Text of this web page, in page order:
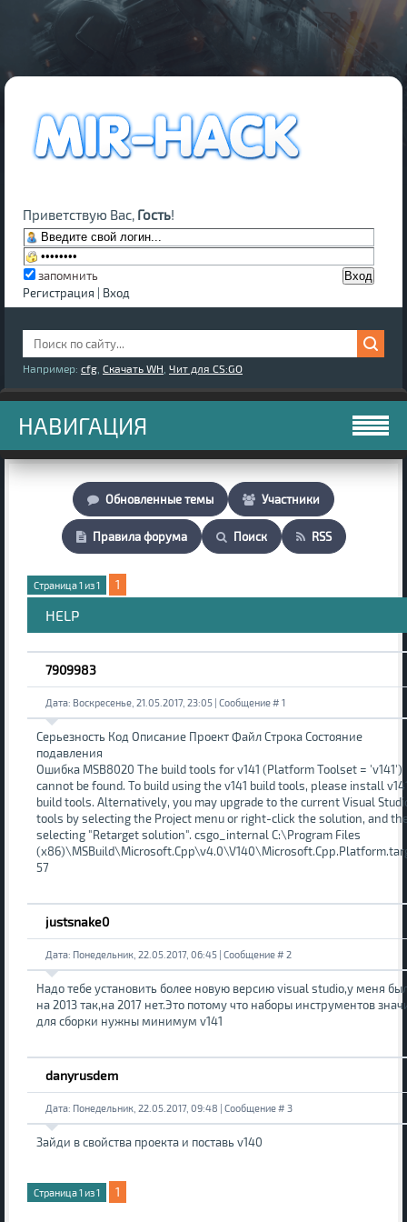
Например: cfg Скачать WH Чит для CS:GO
Приветствую Вас, Гость!
запомнить
Регистрация
Вход
НАВИГАЦИЯ
Обновленные темы Участники
Правила форума Поиск RSS
Страница1из1 1
HELP
7909983
Дата: Воскресенье, 21.05.2017, 23:05 | Сообщение # 1
Серьезность Код Описание Проект Файл Строка Состояние
подавления
Ошибка MSB8020 The build tools for v141 (Platform Toolset = 'v141')
cannot be found. To build using the v141 build tools, please install
build tools. Alternatively, you may upgrade to the current Visual
tools by selecting the Project menu or right-click the solution, and
selecting "Retarget solution". csgo_internal C:\Program Files
57
justsnake0
Дата: Понедельник, 22.05.2017, 06:45 | Сообщение # 2
Надо тебе установить более новую версию visual studio,у меня
на 2013 так,на 2017 нет.Это потому что наборы инструментов
для сборки нужны минимум v141
danyrusdem
Дата: Понедельник, 22.05.2017, 09:48 | Сообщение # 3
Зайди в свойства проекта и поставь v140
Страница1из1 1